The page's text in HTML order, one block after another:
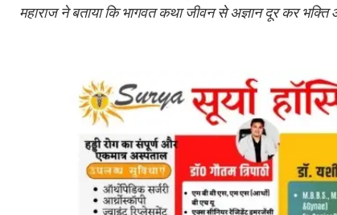
महाराज ने बताया कि भागवत कथा जीवन से अज्ञान दूर कर भक्ति